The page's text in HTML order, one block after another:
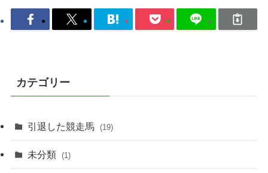
カテゴリー
引退した競走馬 (19)
未分類 (1)